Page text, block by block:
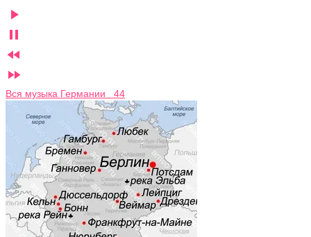




Вся музыка Германии 44